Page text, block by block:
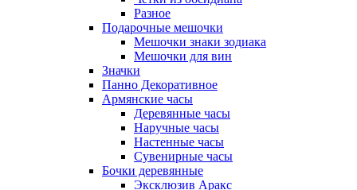
Разное
Подарочные мешочки
Мешочки знаки зодиака
Мешочки для вин
Значки
Панно Декоративное
Армянские часы
Деревянные часы
Наручные часы
Настенные часы
Сувенирные часы
Бочки деревянные
Эксклюзив Аракс